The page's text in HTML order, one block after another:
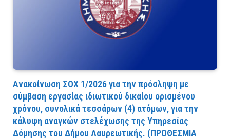
Ανακοίνωση ΣΟΧ 1/2026 για την πρόσληψη με
σύμβαση εργασίας ιδιωτικού δικαίου ορισμένου
χρόνου, συνολικά τεσσάρων (4) ατόμων, για την
κάλυψη αναγκών στελέχωσης της Υπηρεσίας
Δόμησης του Δήμου Λαυρεωτικής. (ΠPOΘEΣMIA